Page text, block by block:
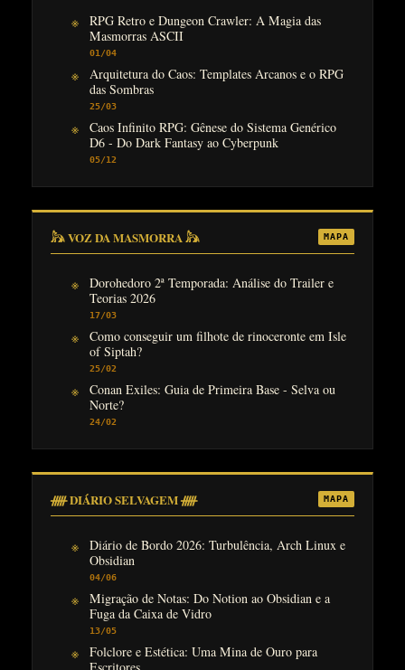
RPG Retro e Dungeon Crawler: A Magia das
Masmorras ASCII
01/04
Arquitetura do Caos: Templates Arcanos e o RPG
das Sombras
25/03
Caos Infinito RPG: Gênese do Sistema Genérico
D6 - Do Dark Fantasy ao Cyberpunk
05/12
𓃦 VOZ DA MASMORRA 𓃦 MAPA
Dorohedoro 2ª Temporada: Análise do Trailer e
Teorias 2026
17/03
Como conseguir um filhote de rinoceronte em Isle
of Siptah?
25/02
Conan Exiles: Guia de Primeira Base - Selva ou
Norte?
24/02
ᚏ DIÁRIO SELVAGEM ᚏ MAPA
Diário de Bordo 2026: Turbulência, Arch Linux e
Obsidian
04/06
Migração de Notas: Do Notion ao Obsidian e a
Fuga da Caixa de Vidro
13/05
Folclore e Estética: Uma Mina de Ouro para